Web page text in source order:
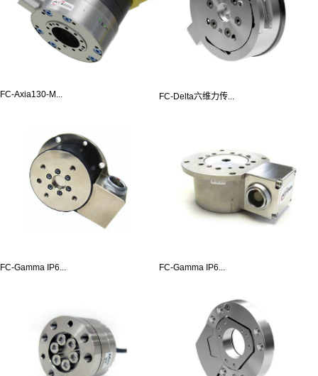
FC-Axia130-M... FC-Delta六维力传...
FC-Gamma IP6... FC-Gamma IP6...